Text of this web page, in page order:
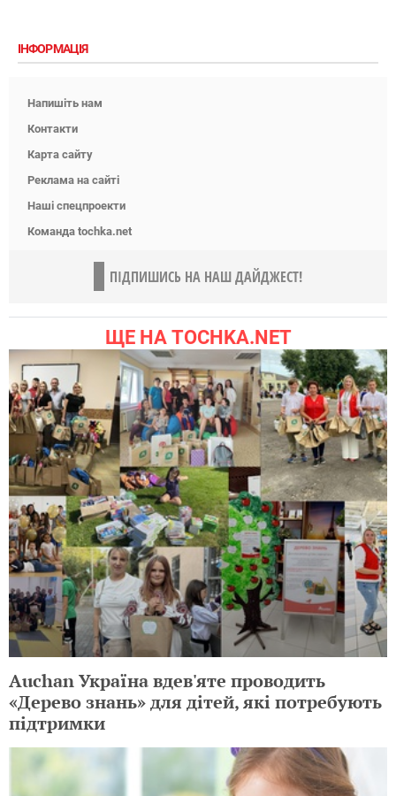
ІНФОРМАЦІЯ
Напишіть нам
Контакти
Карта сайту
Реклама на сайті
Наші спецпроекти
Команда tochka.net
ПІДПИШИСЬ НА НАШ ДАЙДЖЕСТ!
ЩЕ НА TOCHKA.NET
Auchan Україна вдев'яте проводить
«Дерево знань» для дітей, які потребують
підтримки